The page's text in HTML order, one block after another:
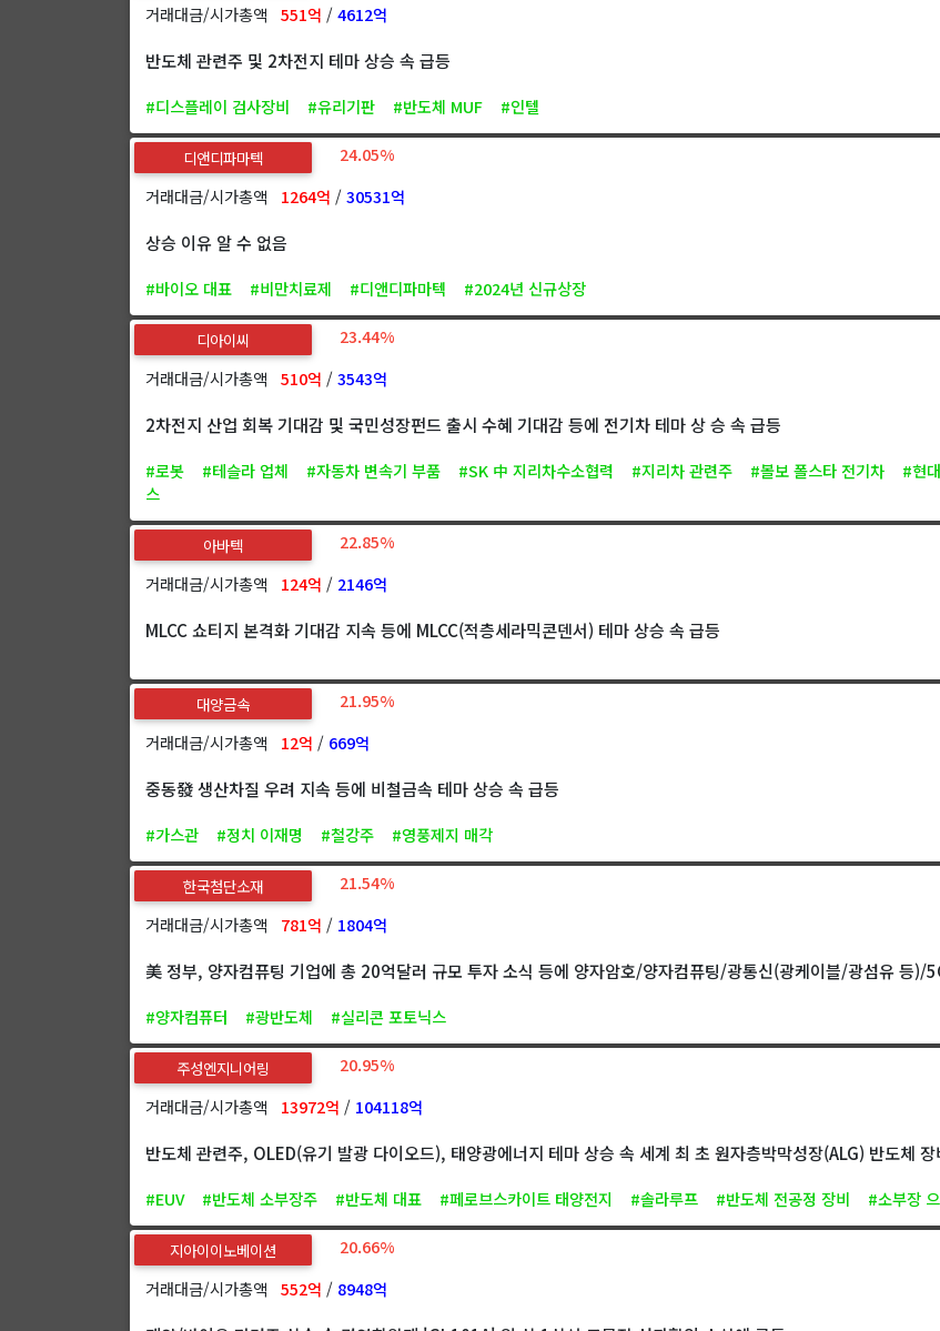
거래대금/시가총액 551억 /4612억
반도체 관련주 및 2차전지 테마 상승 속 급등
#디스플레이 검사장비 #유리기판 #반도체 MUF #인텔
디앤디파마텍
24.05%
거래대금/시가총액 1264억 /30531억
상승 이유 알 수 없음
#바이오 대표 #비만치료제 #디앤디파마텍 #2024년 신규상장
디아이씨
23.44%
거래대금/시가총액 510억 /3543억
2차전지 산업 회복 기대감 및 국민성장펀드 출시 수혜 기대감 등에 전기차 테마 상 승 속 급등
#로봇 #테슬라 업체 #자동차 변속기 부품 #SK 中 지리차수소협력 #지리차 관련주 #볼보 폴스타 전기차 #현
스
아바텍
22.85%
거래대금/시가총액 124억 / 2146억
MLCC 쇼티지 본격화 기대감 지속 등에 MLCC(적층세라믹콘덴서) 테마 상승 속 급등
대양금속
21.95%
거래대금/시가총액 12억 / 669억
중동發 생산차질 우려 지속 등에 비철금속 테마 상승 속 급등
#가스관 #정치 이재명 #철강주 #영풍제지 매각
한국첨단소재
21.54%
거래대금/시가총액 781억 / 1804억
美 정부, 양자컴퓨팅 기업에 총 20억달러 규모 투자 소식 등에 양자암호/양자컴퓨팅/광통신(광케이블/광섬유 등)/
#양자컴퓨터 #광반도체 #실리콘 포토닉스
주성엔지니어링
20.95%
거래대금/시가총액 13972억 / 104118억
반도체 관련주, OLED(유기 발광 다이오드), 태양광에너지 테마 상승 속 세계 최 초 원자층박막성장(ALG) 반도체
#EUV #반도체 소부장주 #반도체 대표 #페로브스카이트 태양전지 #솔라루프 #반도체 전공정 장비 #소부장
지아이이노베이션
20.66%
거래대금/시가총액 552억 / 8948억